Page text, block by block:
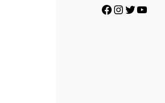
Facebook Instagram Twitter YouTube